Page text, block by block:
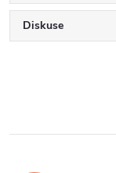
Diskuse